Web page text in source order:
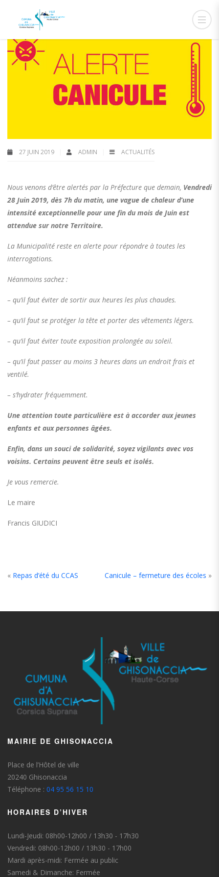
27 JUIN 2019 ADMIN ACTUALITÉS
Nous venons d’être alertés par la Préfecture que demain, Vendredi
28 Juin 2019, dès 7h du matin, une vague de chaleur d’une
intensité exceptionnelle pour une fin du mois de Juin est
attendue sur notre Territoire.
La Municipalité reste en alerte pour répondre à toutes les
interrogations.
Néanmoins sachez :
– qu’il faut éviter de sortir aux heures les plus chaudes.
– qu’il faut se protéger la tête et porter des vêtements légers.
– qu’il faut éviter toute exposition prolongée au soleil.
– qu’il faut passer au moins 3 heures dans un endroit frais et
ventilé.
– s’hydrater fréquemment.
Une attention toute particulière est à accorder aux jeunes
enfants et aux personnes âgées.
Enfin, dans un souci de solidarité, soyez vigilants avec vos
voisins. Certains peuvent être seuls et isolés.
Je vous remercie.
Le maire
Francis GIUDICI
« Repas d’été du CCAS Canicule – fermeture des écoles »
MAIRIE DE GHISONACCIA
Place de l’Hôtel de ville
20240 Ghisonaccia
Téléphone : 04 95 56 15 10
HORAIRES D’HIVER
Lundi-Jeudi: 08h00-12h00 / 13h30 - 17h30
Vendredi: 08h00-12h00 / 13h30 - 17h00
Mardi après-midi: Fermée au public
Samedi & Dimanche: Fermée